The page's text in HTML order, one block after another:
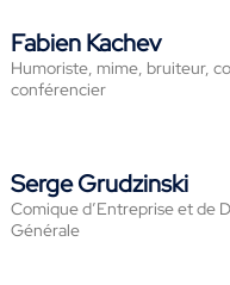
Fabien Kachev
Humoriste, mime, bruiteur,
conférencier
Serge Grudzinski
Comique d’Entreprise et de
Générale